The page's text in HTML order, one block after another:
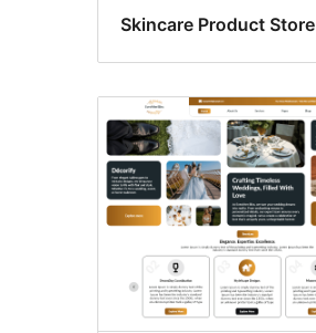
Skincare Product Store